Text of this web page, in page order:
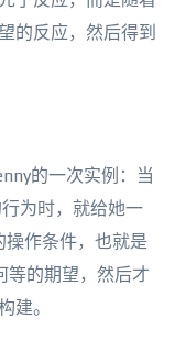
的反应，然后得到
的一次实例：当
为时，就给她一
操作条件，也就是
等的期望，然后才
建。